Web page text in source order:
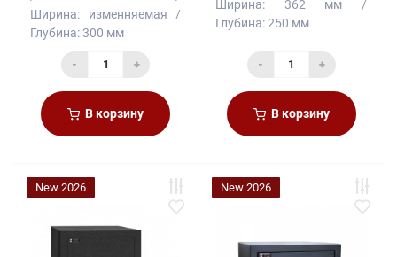
Ширина:
изменняемая
Глубина:300 мм
- +
В корзину
Ширина:
362 мм
Глубина:250 мм
- +
В корзину
New 2026 New 2026